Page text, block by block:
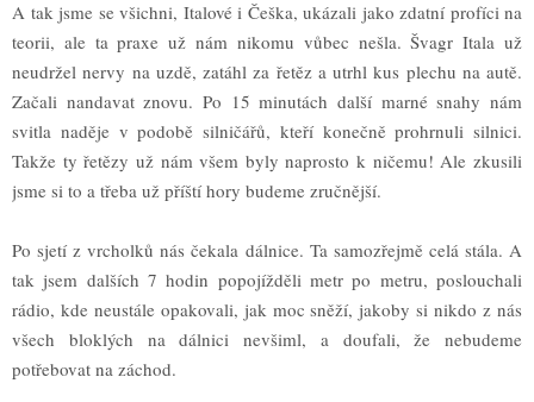
A tak jsme se všichni, Italové i Češka, ukázali jako zdatní profíci na
teorii, ale ta praxe užnám nikomu vůbec nešla.Švagr Itala už
neudržel nervy na uzdě, zatáhl za řetěz a utrhl kus plechu na autě.
Začali nandavat znovu. Po 15 minutách další marné snahy nám
svitla naděje v podobě silničářů, kteří konečněprohrnuli silnici.
Takže tyřetězy už nám všem byly naprosto k ničemu! Ale zkusili
jsme si to a třeba už příští hory budeme zručnější.
Po sjetí z vrcholkůnásčekala dálnice. Ta samozřejmě celá stála. A
tak jsem dalších 7 hodin popojížděli metr po metru, poslouchali
rádio, kde neustále opakovali, jak moc sněží, jakoby si nikdo z nás
všech bloklých na dálnici nevšiml, a doufali,že nebudeme
potřebovat na záchod.